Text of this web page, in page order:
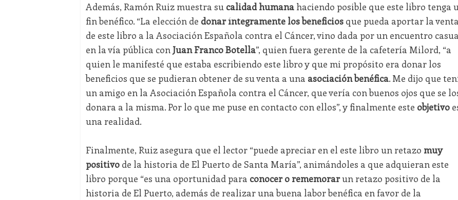
Además, Ramón Ruiz muestra su calidad humanahaciendo posible que este libro tenga
fin benéfico. “La elección de donar íntegramente los beneficiosque pueda aportar la venta
de este libro a la Asociación Española contra el Cáncer, vino dada por un encuentro
en la vía pública con Juan Franco Botella”, quien fuera gerente de la cafetería Milord, “a
quien le manifesté que estaba escribiendo este libro y que mi propósito era donar los
beneficios que se pudieran obtener de su venta a una asociación benéfica. Me dijo que
un amigo en la Asociación Española contra el Cáncer, que vería con buenos ojos que se
donara a la misma. Por lo que me puse en contacto con ellos”, y finalmente este objetivo
una realidad.
Finalmente, Ruiz asegura que el lector “puede apreciar en el este libro un retazo muy
positivode la historia de El Puerto de Santa María”, animándoles a que adquieran este
libro porque “es una oportunidad para conocer o rememorarun retazo positivo de la
historia de El Puerto, además de realizar una buena labor benéfica en favor de la